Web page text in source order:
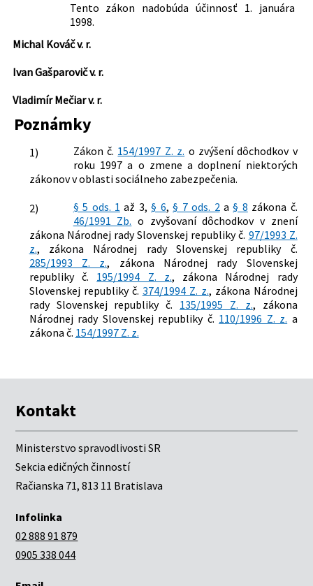
Tento zákon nadobúda účinnosť 1. januára
1998.
Michal Kováč v. r.
Ivan Gašparovič v. r.
Vladimír Mečiar v. r.
Poznámky
1) Zákon č. 154/1997 Z. z. o zvýšení dôchodkov v
roku 1997 a o zmene a doplnení niektorých
zákonov v oblasti sociálneho zabezpečenia.
2) § 5 ods. 1 až 3,§ 6,§ 7 ods. 2a§ 8 zákona č.
46/1991 Zb. o zvyšovaní dôchodkov v znení
zákona Národnej rady Slovenskej republiky č. 97/1993 Z.
z., zákona Národnej rady Slovenskej republiky č.
285/1993 Z. z., zákona Národnej rady Slovenskej
republiky č. 195/1994 Z. z., zákona Národnej rady
Slovenskej republiky č. 374/1994 Z. z., zákona Národnej
rady Slovenskej republiky č. 135/1995 Z. z., zákona
Národnej rady Slovenskej republiky č. 110/1996 Z. z. a
zákona č. 154/1997 Z. z.
Kontakt
Ministerstvo spravodlivosti SR
Sekcia edičných činností
Račianska 71, 813 11 Bratislava
Infolinka
02 888 91 879
0905 338 044